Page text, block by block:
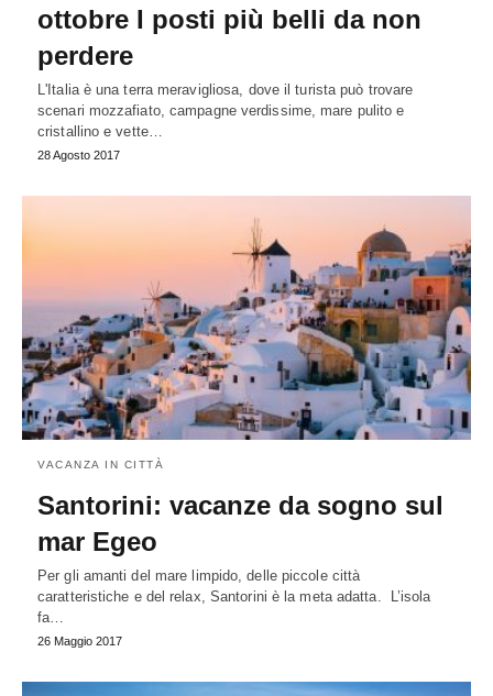
ottobre I posti più belli da non
perdere
L'Italia è una terra meravigliosa, dove il turista può trovare
scenari mozzafiato, campagne verdissime, mare pulito e
cristallino e vette…
28 Agosto 2017
VACANZA IN CITTÀ
Santorini: vacanze da sogno sul
mar Egeo
Per gli amanti del mare limpido, delle piccole città
caratteristiche e del relax, Santorini è la meta adatta. L’isola
fa…
26 Maggio 2017